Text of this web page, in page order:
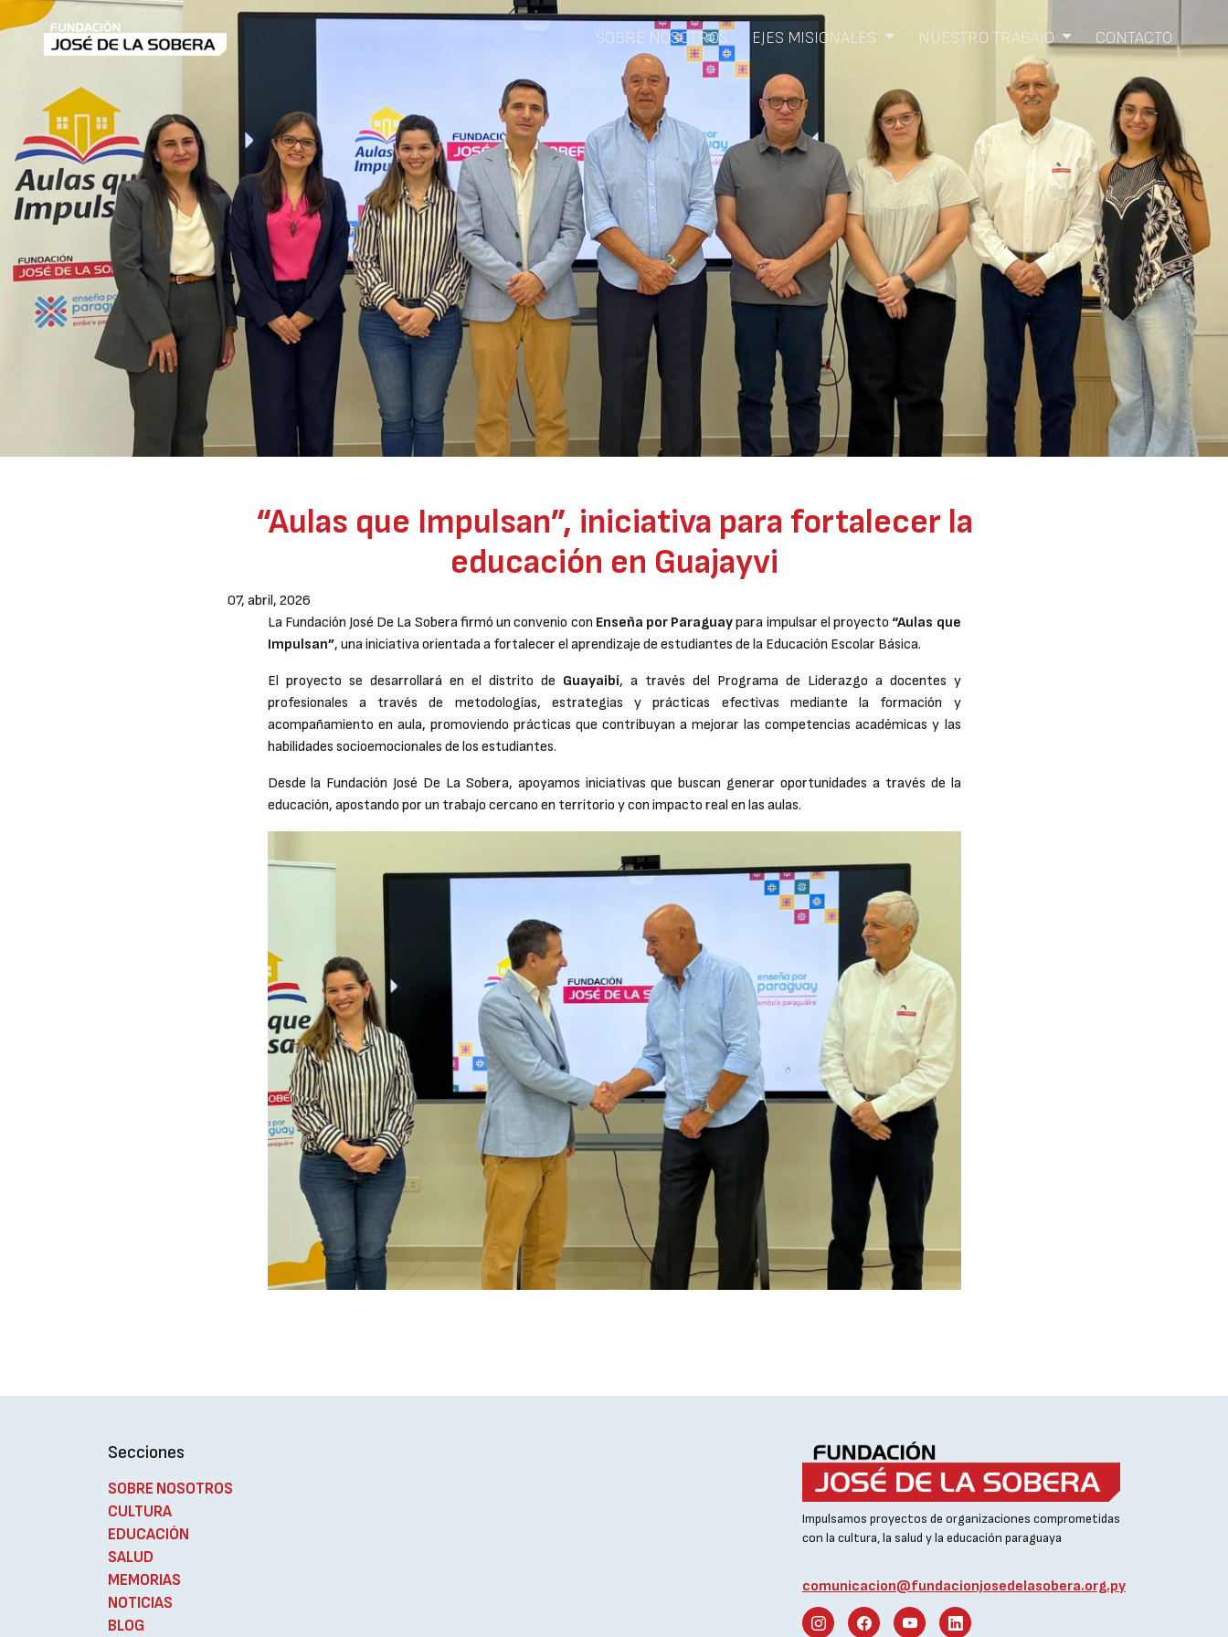
SOBRE NOSOTROS EJES MISIONALES NUESTRO TRABAJO CONTACTO
“Aulas que Impulsan”, iniciativa para fortalecer la
educación en Guajayvi
07, abril, 2026
La Fundación José De La Sobera firmó un convenio con Enseña por Paraguaypara impulsar el proyecto “Aulas que
Impulsan”, una iniciativa orientada a fortalecer el aprendizaje de estudiantes de la Educación Escolar Básica.
El proyecto se desarrollará en el distrito de Guayaibí, a través del Programa de Liderazgo a docentes y
profesionales a través de metodologías, estrategias y prácticas efectivas mediante la formación y
acompañamiento en aula, promoviendo prácticas que contribuyan a mejorar las competencias académicas y las
habilidades socioemocionales de los estudiantes.
Desde la Fundación José De La Sobera, apoyamos iniciativas que buscan generar oportunidades a través de la
educación, apostando por un trabajo cercano en territorio y con impacto real en las aulas.
Secciones
SOBRE NOSOTROS
CULTURA
EDUCACIÓN
SALUD
MEMORIAS
NOTICIAS
BLOG
Impulsamos proyectos de organizaciones comprometidas
con la cultura, la salud y la educación paraguaya
comunicacion@fundacionjosedelasobera.org.py